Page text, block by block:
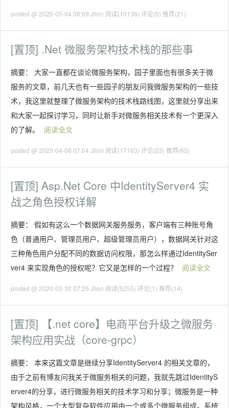
posted @ 2020-05-04 08:09 Jlion 阅读(10136) 评论(5) 推荐(21)
[置顶] .Net 微服务架构技术栈的那些事
摘要： 大家一直都在谈论微服务架构，园子里面也有很多关于微
服务的文章，前几天也有一些园子的朋友问我微服务架构的一些技
术，我这里就整理了微服务架构的技术栈路线图，这里就分享出来
和大家一起探讨学习，同时让新手对微服务相关技术有一个更深入
的了解。
阅读全文
posted @ 2020-04-08 07:04 Jlion 阅读(17163) 评论(23) 推荐(63)
[置顶] Asp.Net Core 中IdentityServer4 实
战之角色授权详解
摘要： 假如有这么一个数据网关服务服务，客户端有三种账号角
色（普通用户、管理员用户、超级管理员用户），数据网关针对这
三种角色用户分配不同的数据访问权限，那怎么样通过IdentitySer
ver4 来实现角色的授权呢？它又是怎样的一个过程？
阅读全文
posted @ 2020-03-30 07:25 Jlion 阅读(5255) 评论(1) 推荐(14)
[置顶] 【.net core】电商平台升级之微服务
架构应用实战（core-grpc）
摘要： 本来这篇文章是继续分享IdentityServer4 的相关文章的，
由于之前有博友问我关于微服务相关的问题，我就先跳过IdentityS
erver4的分享，进行微服务相关的技术学习和分享；微服务是一种
架构风格，一个大型复杂软件应用由一个或多个微服务组成。系统